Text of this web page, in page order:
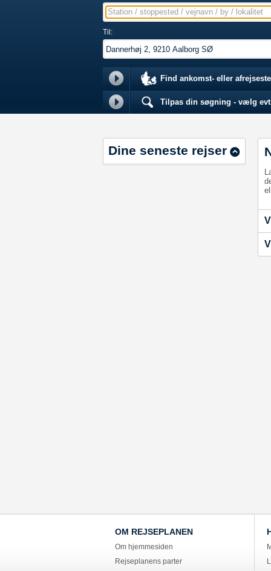
Station / stoppested / vejnavn / by / lokalitet
Til:
Find ankomst- eller
Tilpas din søgning - vælg
Dine seneste rejser
OM REJSEPLANEN
Om hjemmesiden
Rejseplanens parter